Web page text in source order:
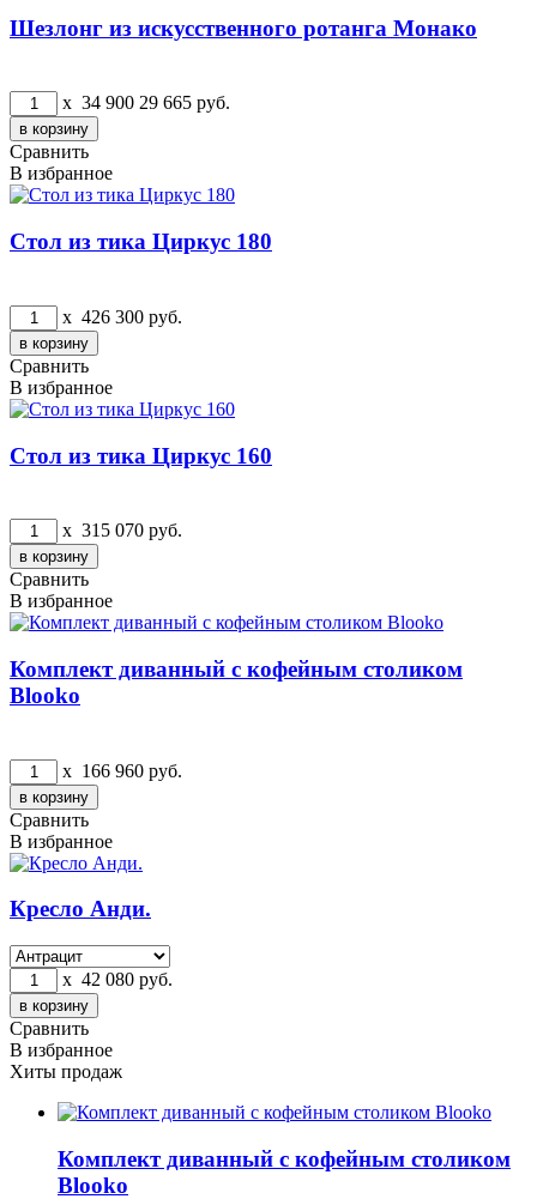
Шезлонг из искусственного ротанга Монако
x 34 900 29 665 руб.
Сравнить
В избранное
Стол из тика Циркус 180
x 426 300 руб.
Сравнить
В избранное
Стол из тика Циркус 160
x 315 070 руб.
Сравнить
В избранное
Комплект диванный с кофейным столиком
Blooko
x 166 960 руб.
Сравнить
В избранное
Кресло Анди.
x 42 080 руб.
Сравнить
В избранное
Хиты продаж
Комплект диванный с кофейным столиком
Blooko